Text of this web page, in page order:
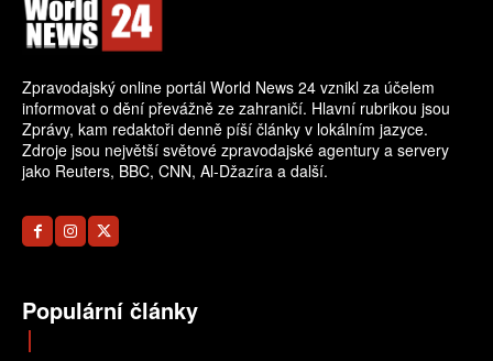
Zpravodajský online portál World News 24 vznikl za účelem
informovat o dění převážně ze zahraničí. Hlavní rubrikou jsou
Zprávy, kam redaktoři denně píší články v lokálním jazyce.
Zdroje jsou největší světové zpravodajské agentury a servery
jako Reuters, BBC, CNN, Al-Džazíra a další.
Populární články